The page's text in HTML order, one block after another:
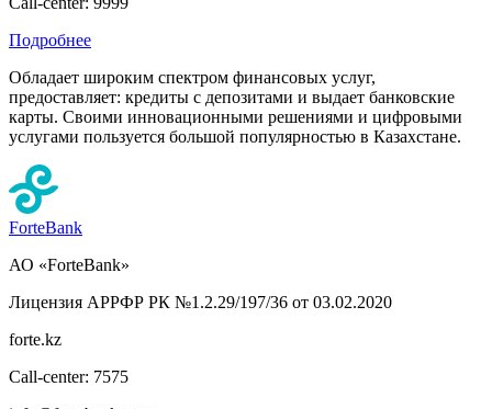
Подробнее
Обладает широким спектром финансовых услуг,
предоставляет: кредиты с депозитами и выдает банковские
карты. Своими инновационными решениями и цифровыми
услугами пользуется большой популярностью в Казахстане.
ForteBank
АО «ForteBank»
Лицензия АРРФР РК №1.2.29/197/36 от 03.02.2020
forte.kz
Call-center: 7575